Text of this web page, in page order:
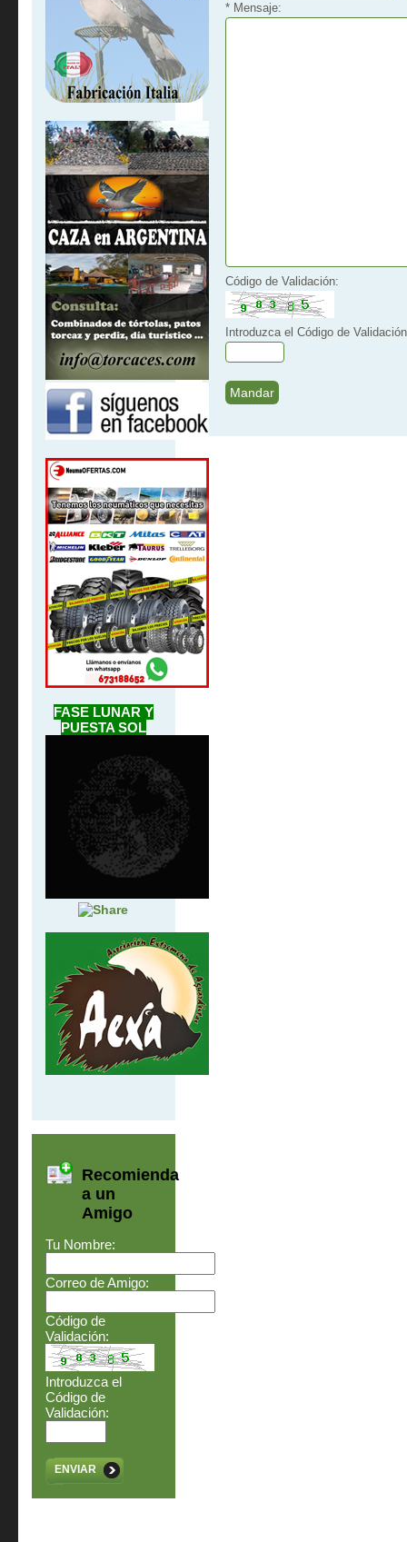
FASE LUNAR Y
PUESTA SOL
Recomienda
a un
Amigo
Tu Nombre:
Correo de Amigo:
Código de
Validación:
Introduzca el
Código de
Validación:
ENVIAR
* Mensaje:
Código de Validación:
Introduzca el Código de